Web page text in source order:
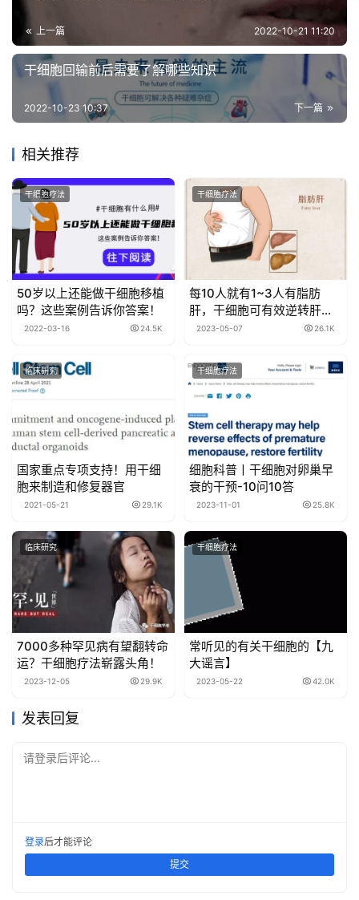
上一篇 2022-10-21 11:20
干细胞回输前后需要了解哪些知识
下一篇
2022-10-23 10:37
相关推荐
干细胞疗法
50岁以上还能做干细胞移植
吗？这些案例告诉你答案！
2022-03-16 24.5K
干细胞疗法
每10人就有1~3人有脂肪
肝，干细胞可有效逆转肝损
伤，阻止肝纤维化肝硬化的
2023-05-07 26.1K
临床研究
国家重点专项支持！用干细
胞来制造和修复器官
2021-05-21 29.1K
干细胞疗法
细胞科普丨干细胞对卵巢早
衰的干预-10问10答
2023-11-01 25.8K
临床研究
7000多种罕见病有望翻转命
运？干细胞疗法崭露头角！
2023-12-05 29.9K
干细胞疗法
常听见的有关干细胞的【九
大谣言】
2023-05-22 42.0K
发表回复
请登录后评论...
登录后才能评论
提交